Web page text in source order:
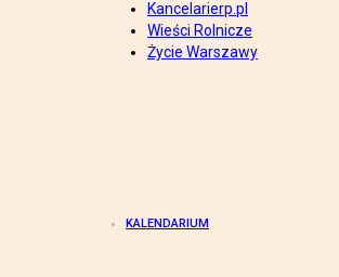
Kancelarierp.pl
Wieści Rolnicze
Życie Warszawy
KALENDARIUM